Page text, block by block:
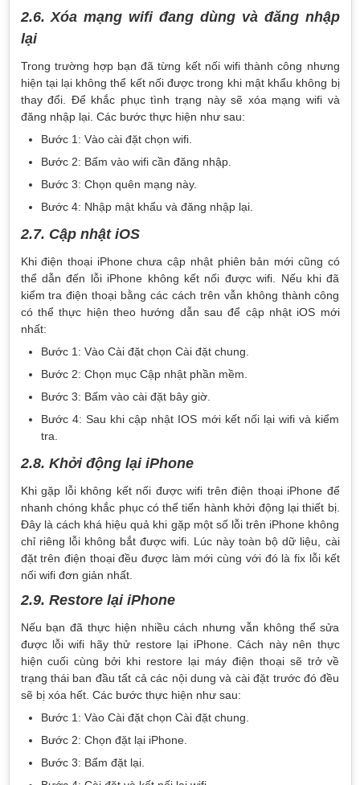
2.6. Xóa mạng wifi đang dùng và đăng nhập
lại
Trong trường hợp bạn đã từng kết nối wifi thành công nhưng
hiện tại lại không thể kết nối được trong khi mật khẩu không bị
thay đổi. Để khắc phục tình trạng này sẽ xóa mạng wifi và
đăng nhập lại. Các bước thực hiện như sau:
Bước 1: Vào cài đặt chọn wifi.
Bước 2: Bấm vào wifi cần đăng nhập.
Bước 3: Chọn quên mạng này.
Bước 4: Nhập mật khẩu và đăng nhập lại.
2.7. Cập nhật iOS
Khi điện thoại iPhone chưa cập nhật phiên bản mới cũng có
thể dẫn đến lỗi iPhone không kết nối được wifi. Nếu khi đã
kiểm tra điện thoại bằng các cách trên vẫn không thành công
có thể thực hiện theo hướng dẫn sau để cập nhật iOS mới
nhất:
Bước 1: Vào Cài đặt chọn Cài đặt chung.
Bước 2: Chọn mục Cập nhật phần mềm.
Bước 3: Bấm vào cài đặt bây giờ.
Bước 4: Sau khi cập nhật IOS mới kết nối lại wifi và kiểm
tra.
2.8. Khởi động lại iPhone
Khi gặp lỗi không kết nối được wifi trên điện thoại iPhone để
nhanh chóng khắc phục có thể tiến hành khởi động lại thiết bị.
Đây là cách khá hiệu quả khi gặp một số lỗi trên iPhone không
chỉ riêng lỗi không bắt được wifi. Lúc này toàn bộ dữ liệu, cài
đặt trên điện thoại đều được làm mới cùng với đó là fix lỗi kết
nối wifi đơn giản nhất.
2.9. Restore lại iPhone
Nếu bạn đã thực hiện nhiều cách nhưng vẫn không thể sửa
được lỗi wifi hãy thử restore lại iPhone. Cách này nên thực
hiện cuối cùng bởi khi restore lại máy điện thoại sẽ trở về
trạng thái ban đầu tất cả các nội dung và cài đặt trước đó đều
sẽ bị xóa hết. Các bước thực hiện như sau:
Bước 1: Vào Cài đặt chọn Cài đặt chung.
Bước 2: Chọn đặt lại iPhone.
Bước 3: Bấm đặt lại.